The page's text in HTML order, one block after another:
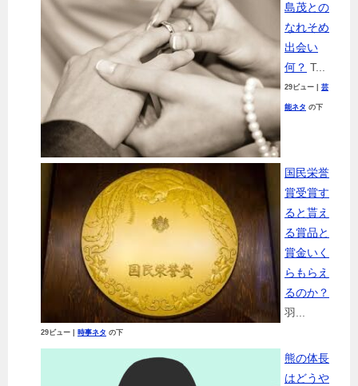
島茂との
なれそめ
出会い
何？ T...
29ビュー 芸
能ネタ の下
国民栄誉
賞受賞す
ると貰え
る賞品と
賞金いく
らもらえ
るのか？
羽...
29ビュー 時事ネタ の下
熊の体長
はどうや